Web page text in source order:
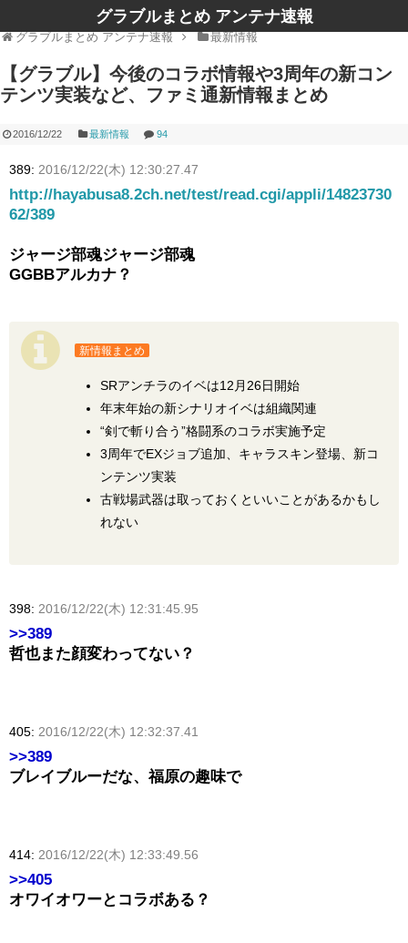
グラブルまとめ アンテナ速報
グラブルまとめ アンテナ速報 最新情報
【グラブル】今後のコラボ情報や3周年の新コン
テンツ実装など、ファミ通新情報まとめ
2016/12/22 最新情報 94
389: 2016/12/22(木) 12:30:27.47
http://hayabusa8.2ch.net/test/read.cgi/appli/14823730
62/389
ジャージ部魂ジャージ部魂
GGBBアルカナ？
新情報まとめ
SRアンチラのイベは12月26日開始
年末年始の新シナリオイベは組織関連
“剣で斬り合う”格闘系のコラボ実施予定
3周年でEXジョブ追加、キャラスキン登場、新コ
ンテンツ実装
古戦場武器は取っておくといいことがあるかもし
れない
398: 2016/12/22(木) 12:31:45.95
>>389
哲也また顔変わってない？
405: 2016/12/22(木) 12:32:37.41
>>389
ブレイブルーだな、福原の趣味で
414: 2016/12/22(木) 12:33:49.56
>>405
オワイオワーとコラボある？